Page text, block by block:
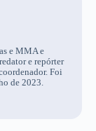
e MMA e
e repórter
Foi
de 2023.